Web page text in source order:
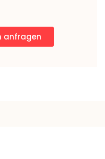
anfragen